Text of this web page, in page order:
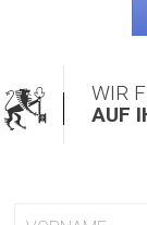
WIR
AUF